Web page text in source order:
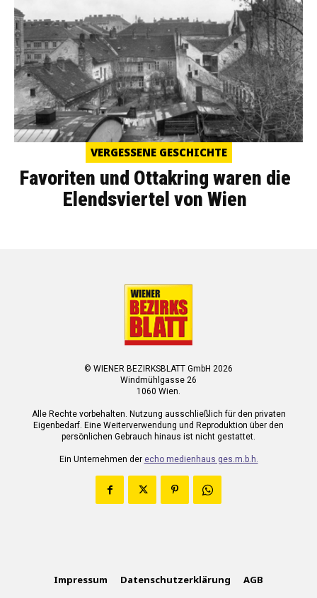
VERGESSENE GESCHICHTE
Favoriten und Ottakring waren die
Elendsviertel von Wien
© WIENER BEZIRKSBLATT GmbH 2026
Windmühlgasse 26
1060 Wien.
Alle Rechte vorbehalten. Nutzung ausschließlich für den privaten
Eigenbedarf. Eine Weiterverwendung und Reproduktion über den
persönlichen Gebrauch hinaus ist nicht gestattet.
Ein Unternehmen der echo medienhaus ges.m.b.h.
Impressum Datenschutzerklärung AGB